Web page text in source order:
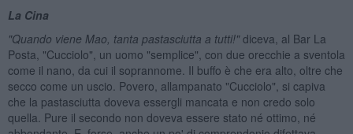
La Cina
"Quando viene Mao, tanta pastasciutta a tutti!"diceva, al Bar La
Posta, "Cucciolo", un uomo "semplice", con due orecchie a sventola
come il nano, da cui il soprannome. Il buffo è che era alto, oltre che
secco come un uscio. Povero, allampanato "Cucciolo", si capiva
che la pastasciutta doveva essergli mancata e non credo solo
quella. Pure il secondo non doveva essere stato né ottimo, né